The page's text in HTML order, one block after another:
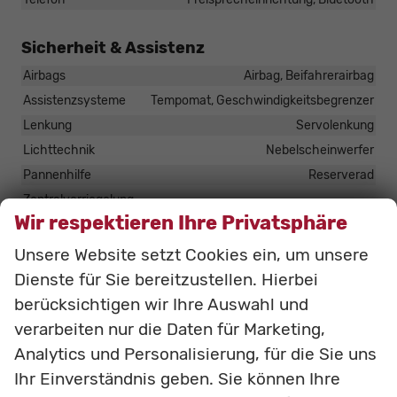
Sicherheit & Assistenz
Airbags
Airbag, Beifahrerairbag
Assistenzsysteme
Tempomat, Geschwindigkeitsbegrenzer
Lenkung
Servolenkung
Lichttechnik
Nebelscheinwerfer
Pannenhilfe
Reserverad
Zentralverriegelung
Zentralverriegelung, Zentralverriegelung mit
Funkfernbedienung
Zuglast AHK
2.5t
Außen
Anhängerkupplung
Außenspiegel
Außenspiegel beheizbar, Außenspiegel elektrisch verstellbar
Wir respektieren Ihre Privatsphäre
Unsere Website setzt Cookies ein, um unsere
Dienste für Sie bereitzustellen. Hierbei
berücksichtigen wir Ihre Auswahl und
verarbeiten nur die Daten für Marketing,
Analytics und Personalisierung, für die Sie uns
Ihr Einverständnis geben. Sie können Ihre